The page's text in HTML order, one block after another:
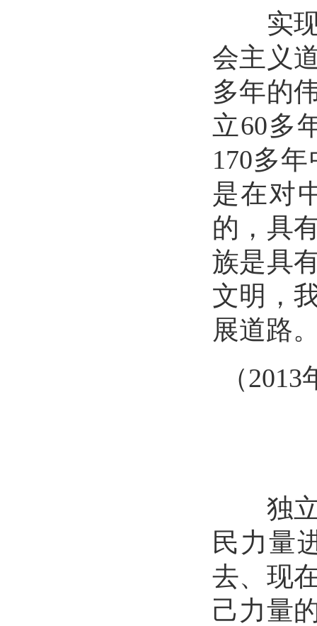
实现
会主义
多年的
立60多
170多
是在对
的，具
族是具
文明，
展道路
（2013
独立
民力量
去、现
己力量